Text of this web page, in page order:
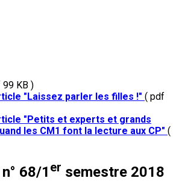
99 KB )
"Laissez parler les filles !" ( pdf
"Petits et experts et grands
les CM1 font la lecture aux CP" (
68/1 er semestre 2018